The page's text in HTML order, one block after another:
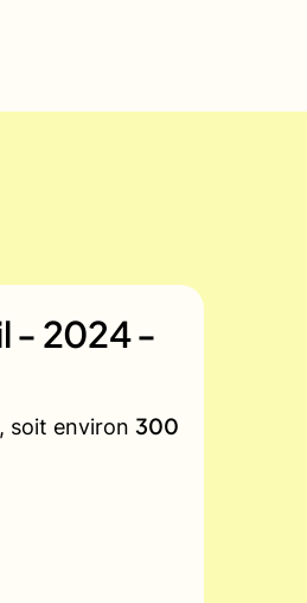
- 2024 -
, soit environ 300